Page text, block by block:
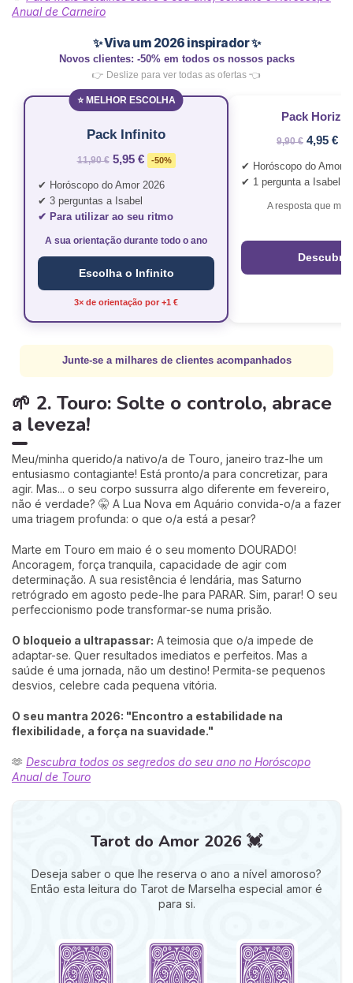
Anual de Carneiro
✨ Viva um 2026 inspirador ✨
Novos clientes: -50% em todos os nossos packs
👉 Deslize para ver todas as ofertas 👈
⭐ MELHOR ESCOLHA
Pack Infinito
11,90 € 5,95 € -50%
✔ Horóscopo do Amor 2026
✔ 3 perguntas a Isabel
✔ Para utilizar ao seu ritmo
A sua orientação durante todo o ano
Escolha o Infinito
3× de orientação por +1 €
Pack
9,90 € 4,95 €
✔ Horóscopo do Amor
✔ 1 pergunta a Isabel
A resposta que
Descubra
Junte-se a milhares de clientes acompanhados
🌱 2. Touro: Solte o controlo, abrace
a leveza!
Meu/minha querido/a nativo/a de Touro, janeiro traz-lhe um
entusiasmo contagiante! Está pronto/a para concretizar, para
agir. Mas... o seu corpo sussurra algo diferente em fevereiro,
não é verdade? 🤫 A Lua Nova em Aquário convida-o/a a fazer
uma triagem profunda: o que o/a está a pesar?
Marte em Touro em maio é o seu momento DOURADO!
Ancoragem, força tranquila, capacidade de agir com
determinação. A sua resistência é lendária, mas Saturno
retrógrado em agosto pede-lhe para PARAR. Sim, parar! O seu
perfeccionismo pode transformar-se numa prisão.
O bloqueio a ultrapassar: A teimosia que o/a impede de
adaptar-se. Quer resultados imediatos e perfeitos. Mas a
saúde é uma jornada, não um destino! Permita-se pequenos
desvios, celebre cada pequena vitória.
O seu mantra 2026: "Encontro a estabilidade na
flexibilidade, a força na suavidade."
🫶 Descubra todos os segredos do seu ano no Horóscopo
Anual de Touro
Tarot do Amor 2026 💓
Deseja saber o que lhe reserva o ano a nível amoroso?
Então esta leitura do Tarot de Marselha especial amor é
para si.